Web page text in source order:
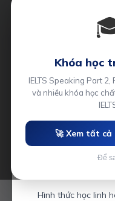
Luyện thi IELTS
Giáo viên hơn 10
Hình thức học linh
Khóa học
IELTS Speaking Part
và nhiều khóa học
🚀 Xem tất
Để